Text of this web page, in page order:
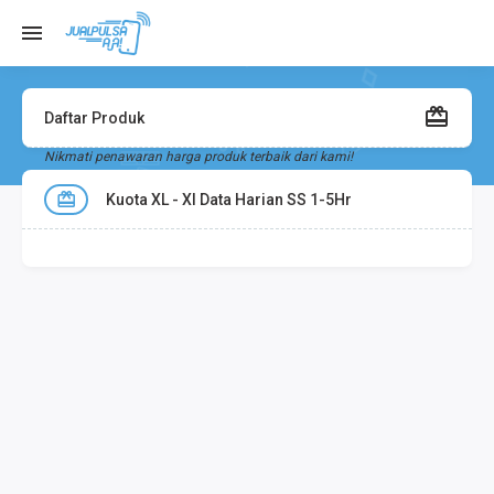
Daftar Produk
Nikmati penawaran harga produk terbaik dari kami!
Kuota XL - Xl Data Harian SS 1-5Hr